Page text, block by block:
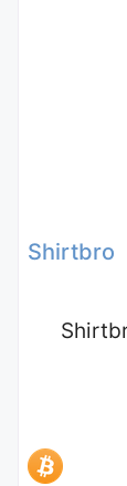
Shirtbro